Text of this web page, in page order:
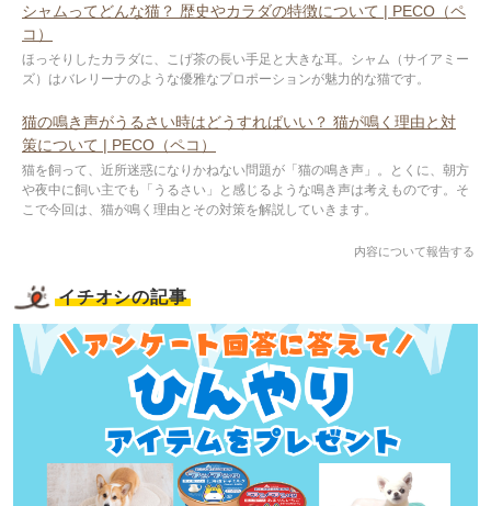
シャムってどんな猫？ 歴史やカラダの特徴について | PECO（ペ
コ）
ほっそりしたカラダに、こげ茶の長い手足と大きな耳。シャム（サイアミー
ズ）はバレリーナのような優雅なプロポーションが魅力的な猫です。
猫の鳴き声がうるさい時はどうすればいい？ 猫が鳴く理由と対
策について | PECO（ペコ）
猫を飼って、近所迷惑になりかねない問題が「猫の鳴き声」。とくに、朝方
や夜中に飼い主でも「うるさい」と感じるような鳴き声は考えものです。そ
こで今回は、猫が鳴く理由とその対策を解説していきます。
内容について報告する
イチオシの記事